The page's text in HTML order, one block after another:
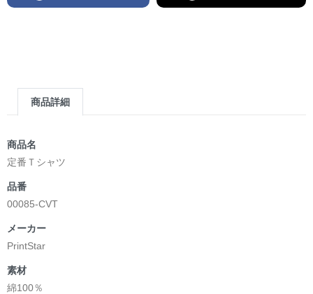
商品詳細
商品名
定番Ｔシャツ
品番
00085-CVT
メーカー
PrintStar
素材
綿100％